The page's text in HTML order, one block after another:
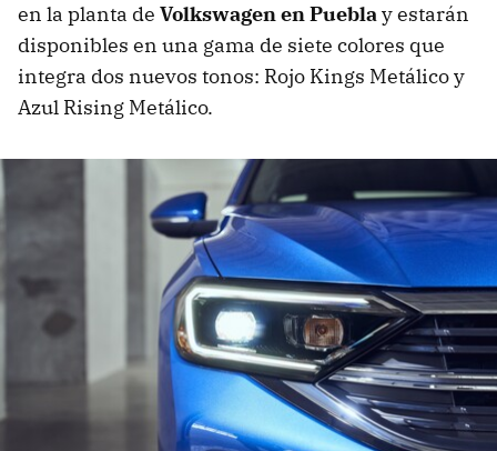
en la planta de Volkswagen en Pueblay estarán
disponibles en una gama de siete colores que
integra dos nuevos tonos: Rojo Kings Metálico y
Azul Rising Metálico.